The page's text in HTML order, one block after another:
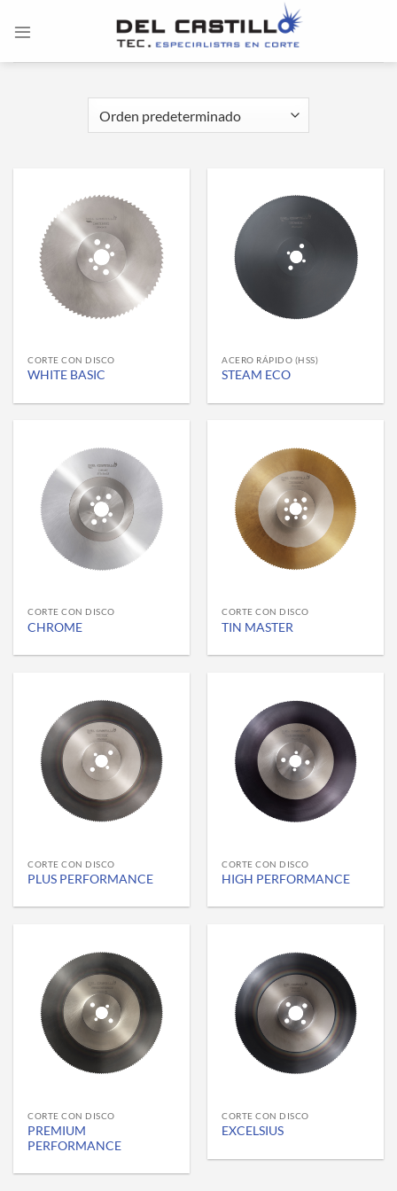
CORTE CON DISCO
WHITE BASIC
ACERO RÁPIDO (HSS)
STEAM ECO
CORTE CON DISCO
CHROME
CORTE CON DISCO
TIN MASTER
CORTE CON DISCO
PLUS PERFORMANCE
CORTE CON DISCO
HIGH PERFORMANCE
CORTE CON DISCO
PREMIUM
PERFORMANCE
CORTE CON DISCO
EXCELSIUS